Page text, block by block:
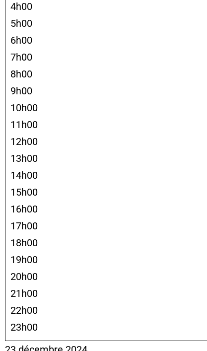
4h00
5h00
6h00
7h00
8h00
9h00
10h00
11h00
12h00
13h00
14h00
15h00
16h00
17h00
18h00
19h00
20h00
21h00
22h00
23h00